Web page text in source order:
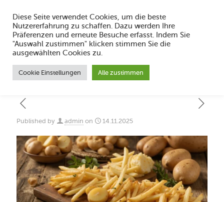
Currywurst Kalorienvergleich: Fakten und
Published by admin on 14.11.2025
Diese Seite verwendet Cookies, um die beste
Nutzererfahrung zu schaffen. Dazu werden Ihre
Präferenzen und erneute Besuche erfasst. Indem Sie
"Auswahl zustimmen" klicken stimmen Sie die
ausgewählten Cookies zu.
Cookie Einstellungen Alle zustimmen